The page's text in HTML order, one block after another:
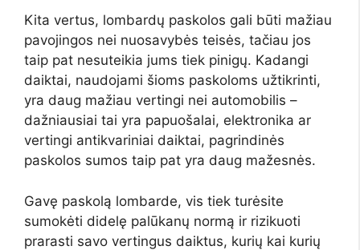
Kita vertus, lombardų paskolos gali būti mažiau
pavojingos nei nuosavybės teisės, tačiau jos
taip pat nesuteikia jums tiek pinigų. Kadangi
daiktai, naudojami šioms paskoloms užtikrinti,
yra daug mažiau vertingi nei automobilis –
dažniausiai tai yra papuošalai, elektronika ar
vertingi antikvariniai daiktai, pagrindinės
paskolos sumos taip pat yra daug mažesnės.
Gavę paskolą lombarde, vis tiek turėsite
sumokėti didelę palūkanų normą ir rizikuoti
prarasti savo vertingus daiktus, kurių kai kurių